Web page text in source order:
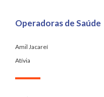
Operadoras de Saúde
Amil Jacareí
Atívia